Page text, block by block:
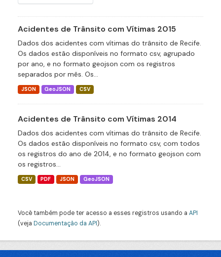
Acidentes de Trânsito com Vítimas 2015
Dados dos acidentes com vítimas do trânsito de Recife.
Os dados estão disponíveis no formato csv, agrupado
por ano, e no formato geojson com os registros
separados por mês. Os...
JSON GeoJSON CSV
Acidentes de Trânsito com Vítimas 2014
Dados dos acidentes com vítimas do trânsito de Recife.
Os dados estão disponíveis no formato csv, com todos
os registros do ano de 2014, e no formato geojson com
os registros...
CSV PDF JSON GeoJSON
Você também pode ter acesso a esses registros usando a API
(veja Documentação da API).